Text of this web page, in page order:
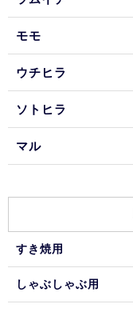
モモ
ウチヒラ
ソトヒラ
マル
すき焼用
しゃぶしゃぶ用